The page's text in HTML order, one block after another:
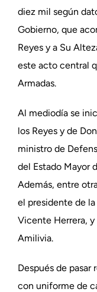
diez mil según
Gobierno, que
Reyes y a Su
este acto central
Armadas.
Al mediodía se
los Reyes y de
ministro de
del Estado Mayor
Además, entre
el presidente de
Vicente Herrera,
Amilivia.
Después de pasar
con uniforme de